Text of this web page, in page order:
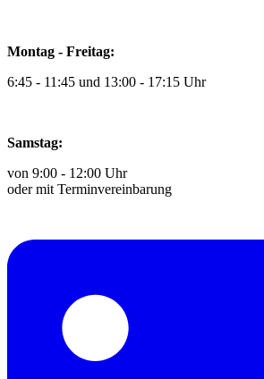
Montag - Freitag:
6:45 - 11:45 und 13:00 - 17:15 Uhr
Samstag:
von 9:00 - 12:00 Uhr
oder mit Terminvereinbarung